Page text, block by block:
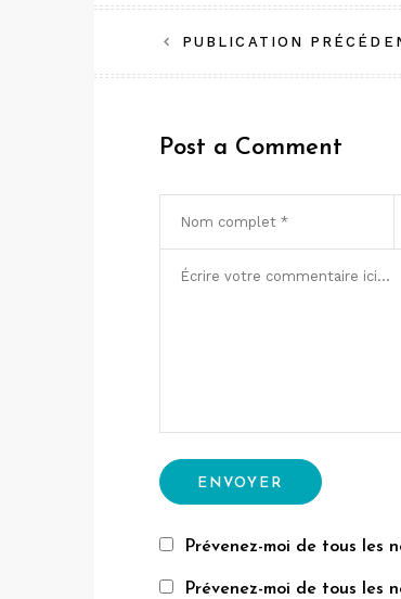
Navigation
de
PUBLICATION
Post a Comment
Prévenez-moi de tous les
Prévenez-moi de tous les